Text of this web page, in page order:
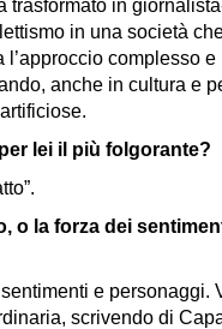
trasformato in
in una società
complesso
anche in cultura e
lei il più folgorante?
o la forza dei
e personaggi.
scrivendo di